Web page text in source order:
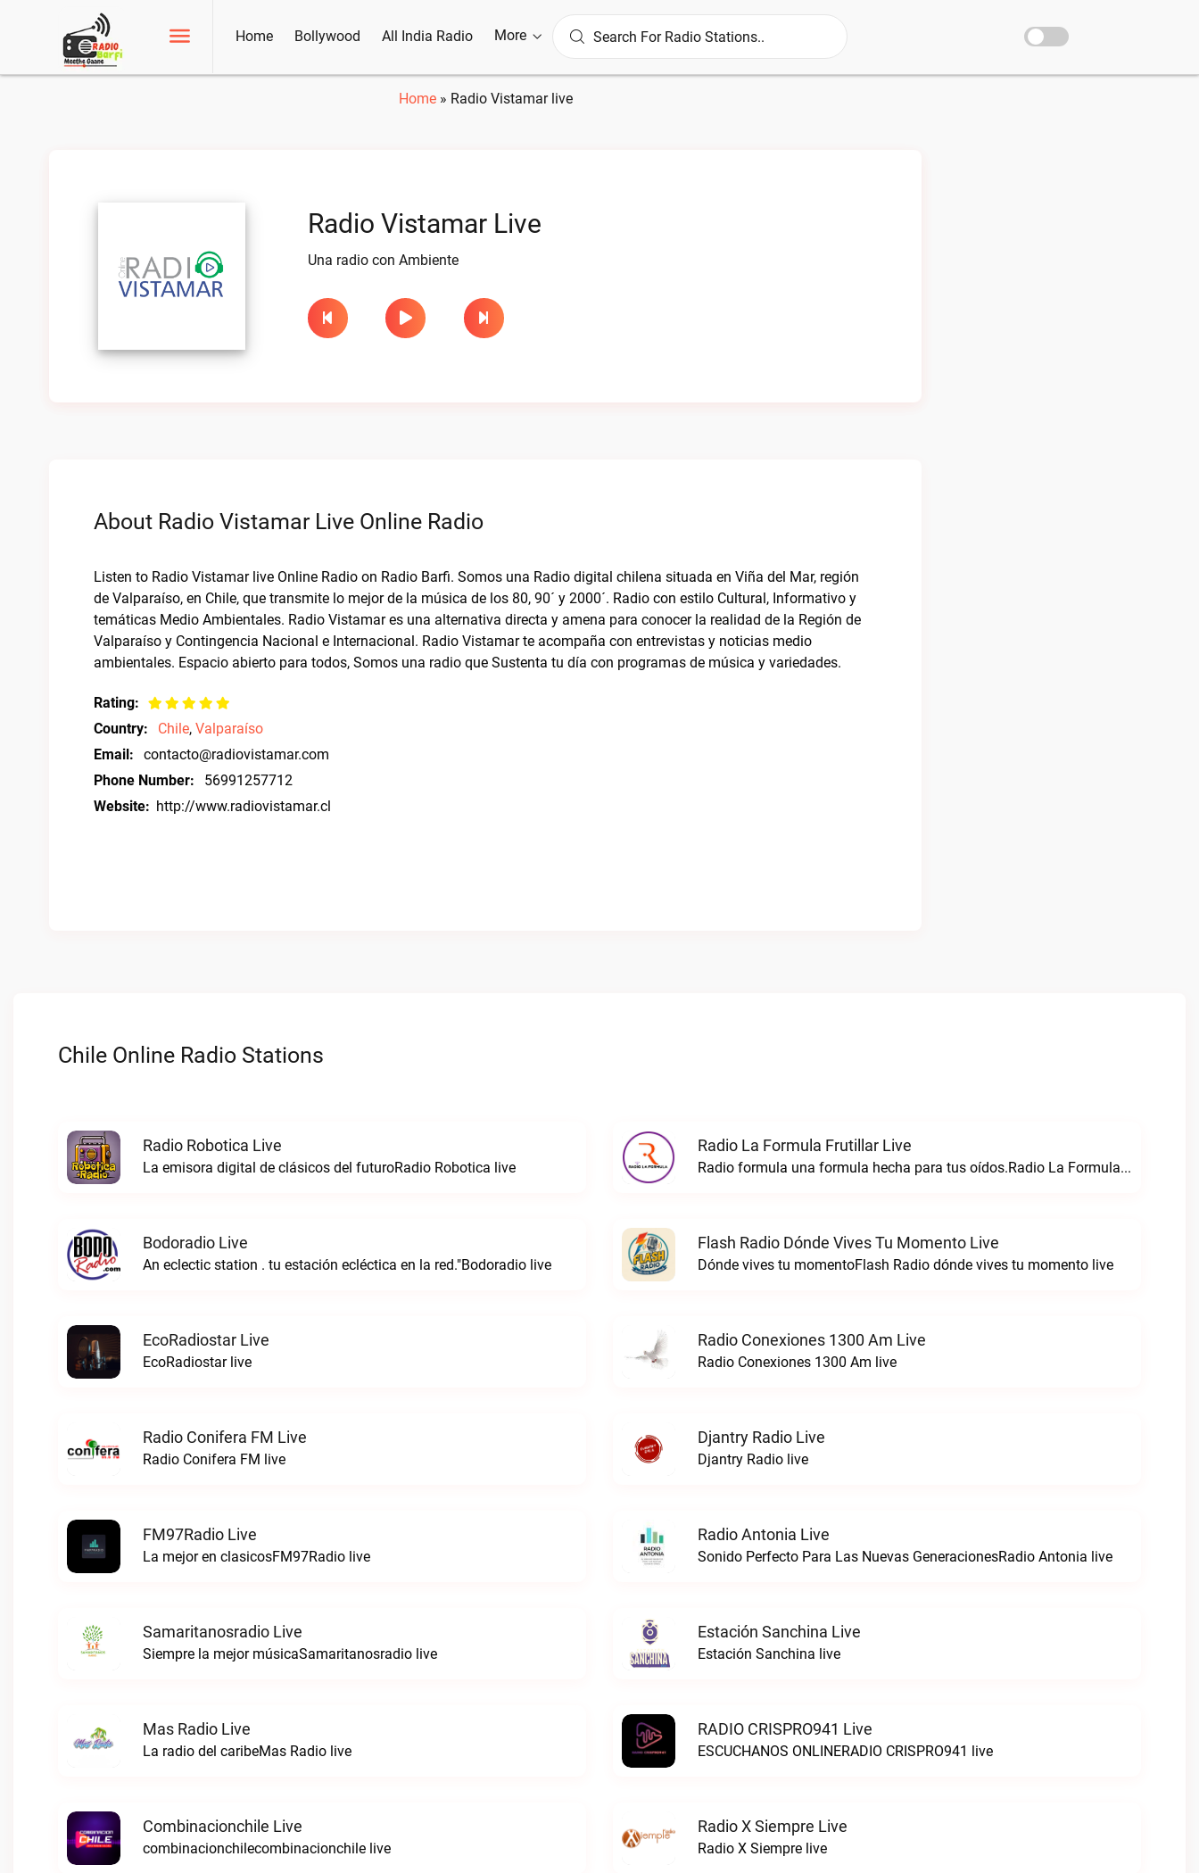
Home Bollywood All India Radio More
Home» Radio Vistamar live
Radio Vistamar Live
Una radio con Ambiente
About Radio Vistamar Live Online Radio
Listen to Radio Vistamar live Online Radio on Radio Barfi. Somos una Radio digital chilena situada en Viña del Mar, región
de Valparaíso, en Chile, que transmite lo mejor de la música de los 80, 90´ y 2000´. Radio con estilo Cultural, Informativo y
temáticas Medio Ambientales. Radio Vistamar es una alternativa directa y amena para conocer la realidad de la Región de
Valparaíso y Contingencia Nacional e Internacional. Radio Vistamar te acompaña con entrevistas y noticias medio
ambientales. Espacio abierto para todos, Somos una radio que Sustenta tu día con programas de música y variedades.
Rating:
Country:
Chile, Valparaíso
Email:
contacto@radiovistamar.com
Phone Number:
56991257712
Website: http://www.radiovistamar.cl
Chile Online Radio Stations
Radio Robotica Live
La emisora digital de clásicos del futuroRadio Robotica live
Radio La Formula Frutillar Live
Radio formula una formula hecha para tus oídos.Radio La Formula Frutillar live
Bodoradio Live
An eclectic station . tu estación ecléctica en la red."Bodoradio live
Flash Radio Dónde Vives Tu Momento Live
Dónde vives tu momentoFlash Radio dónde vives tu momento live
EcoRadiostar Live
EcoRadiostar live
Radio Conexiones 1300 Am Live
Radio Conexiones 1300 Am live
Radio Conifera FM Live
Radio Conifera FM live
Djantry Radio Live
Djantry Radio live
FM97Radio Live
La mejor en clasicosFM97Radio live
Radio Antonia Live
Sonido Perfecto Para Las Nuevas GeneracionesRadio Antonia live
Samaritanosradio Live
Siempre la mejor músicaSamaritanosradio live
Estación Sanchina Live
Estación Sanchina live
Mas Radio Live
La radio del caribeMas Radio live
RADIO CRISPRO941 Live
ESCUCHANOS ONLINERADIO CRISPRO941 live
Combinacionchile Live
combinacionchilecombinacionchile live
Radio X Siempre Live
Radio X Siempre live